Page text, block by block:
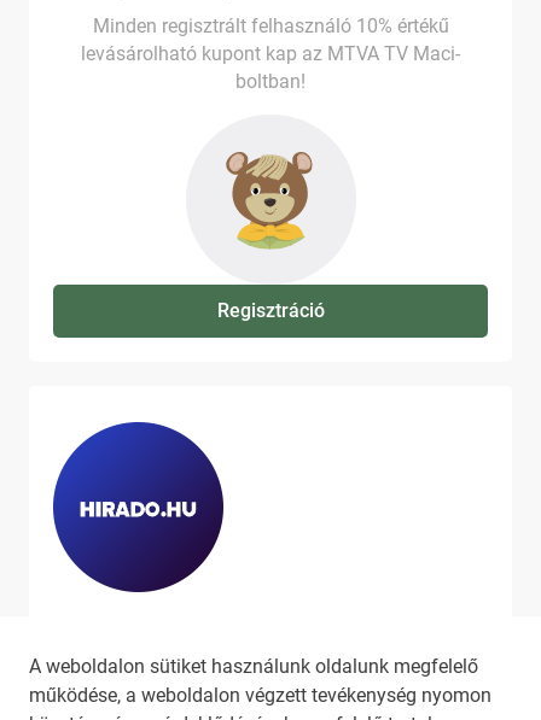
A weboldalon sütiket használunk oldalunk megfelelő
működése, a weboldalon végzett tevékenység nyomon
Minden regisztrált felhasználó 10% értékű
levásárolható kupont kap az MTVA TV Maci-
boltban!
Regisztráció
látni, látogassa meg ahirado.hu
oldalát!